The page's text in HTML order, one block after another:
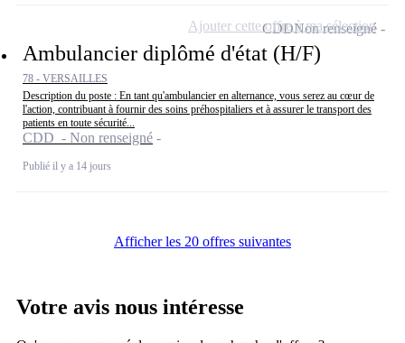
Ambulancier diplômé d'état (H/F)
78 - VERSAILLES
Description du poste : En tant qu'ambulancier en alternance, vous serez au cœur de
l'action, contribuant à fournir des soins préhospitaliers et à assurer le transport des
patients en toute sécurité...
CDD - Non renseigné
Publié il y a 14 jours
CDDNon renseigné
Ajouter cette offre à ma sélection
Afficher les 20 offres suivantes
Votre avis nous intéresse